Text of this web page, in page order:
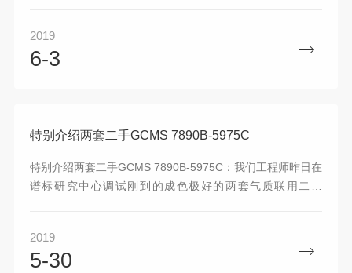
等待......谱标科技6月有二十多套二手分析仪器：二手
ICPMS,二手GCMS,二手API,二手ICS装满了整个谱标研发中
2019
6-3
特别介绍两套二手GCMS 7890B-5975C
特别介绍两套二手GCMS 7890B-5975C：我们工程师昨日在
谱标研究中心调试刚到的成色极好的两套气质联用二手
时调谐的），性能可以与新机媲美，下图数据、质谱图都有
显示。
2019
5-30